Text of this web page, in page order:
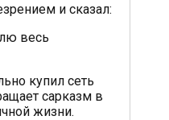
и сказал:
весь
купил сеть
сарказм в
жизни.